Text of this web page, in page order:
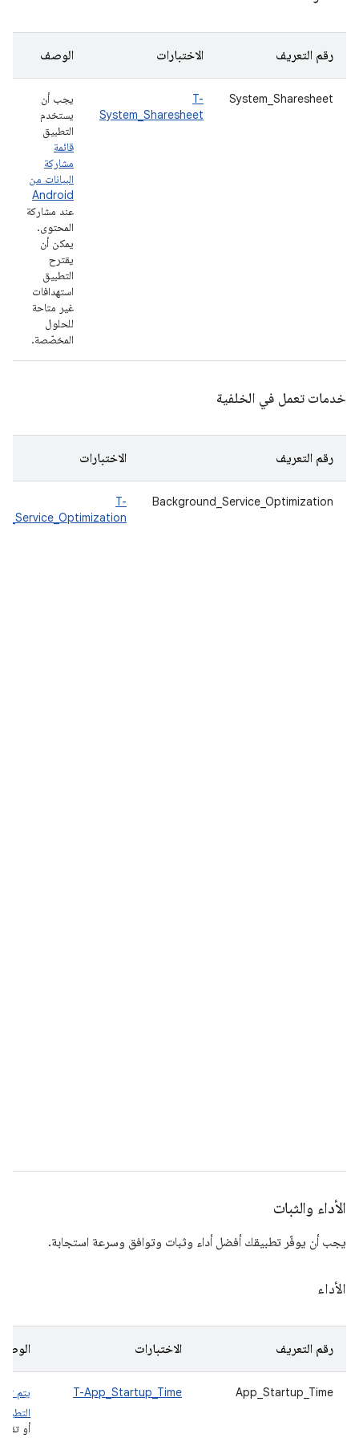
رقم التعريف الاختبارات الوصف
System_Sharesheet
T-
System_Sharesheet
يجب أن
يستخدم
التطبيق
قائمة
مشاركة
البيانات من
Android
عند مشاركة
المحتوى.
يمكن أن
يقترح
التطبيق
استهدافات
غير متاحة
للحلول
المخصّصة.
خدمات تعمل في الخلفية
رقم التعريف الاختبارات
Background_Service_Optimization
T-
الأداء والثبات
يجب أن يوفّر تطبيقك أفضل أداء وثبات وتوافق وسرعة استجابة.
الأداء
رقم التعريف الاختبارات
App_Startup_Time
T-App_Startup_Time
يتم
أو